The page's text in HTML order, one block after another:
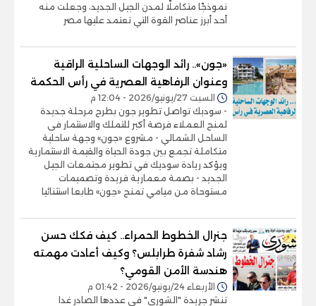
نموذجًا متكاملًا لمدن الجيل الجديد، وجعلت منه
أحد أبرز عناصر القوة التي تعتمد عليها مصر
«جون».. رائد الوجهات الساحلية الراقية
وعنوان الرفاهية العصرية في رأس الحكمة
السبت 27/يونيو/2026 - 12:04 م
- سوديك تواصل تطوير جون بطرح مرحلة جديدة
لمنح العملاء فرصة أكبر للتملك والاستثمار فى
الساحل الشمالي - مشروع «جون» وجهة ساحلية
متكاملة تجمع بين جودة الحياة والقيمة الاستثمارية
ويؤكد ريادة سوديك في تطوير مجتمعات الجيل
الجديد - بصمة معمارية فريدة وتصميمات
مستوحاة من ميامي تمنح «جون» طابعا استثنائيا
جنرال الخطوط الحمراء.. كيف فكك حسن
رشاد شفرة طرابلس؟ وكيف أعادت مهمته
هندسة الأمن القومي؟
الأربعاء 24/يونيو/2026 - 01:42 م
تنشر جريدة "الشورى" في عددها الصادر غدا